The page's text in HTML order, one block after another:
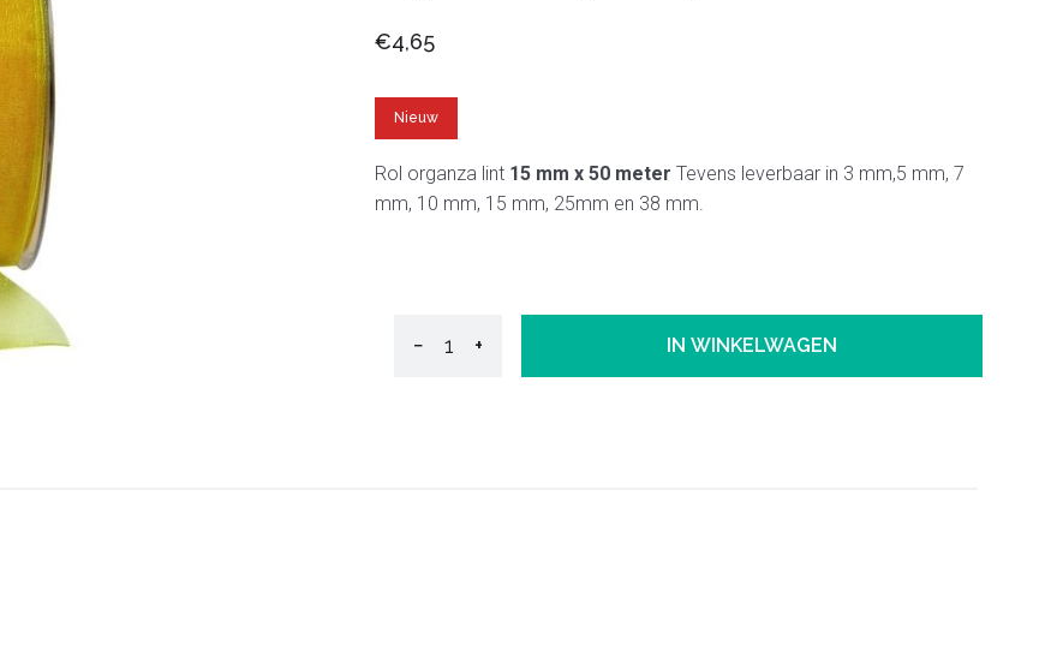
€4,65
Nieuw
Rol organza lint 15 mm x 50 meter Tevens leverbaar in 3 mm,5 mm, 7
mm, 10 mm, 15 mm, 25mm en 38 mm.
− + IN WINKELWAGEN